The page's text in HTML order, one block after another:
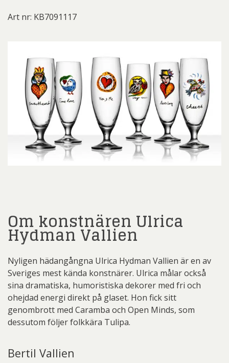
Art nr: KB7091117
Om konstnären Ulrica
Hydman Vallien
Nyligen hädangångna Ulrica Hydman Vallien är en av
Sveriges mest kända konstnärer. Ulrica målar också
sina dramatiska, humoristiska dekorer med fri och
ohejdad energi direkt på glaset. Hon fick sitt
genombrott med Caramba och Open Minds, som
dessutom följer folkkära Tulipa.
Bertil Vallien